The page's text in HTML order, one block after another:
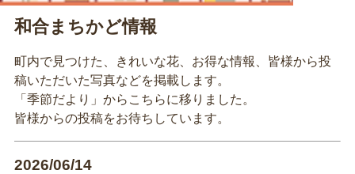
和合まちかど情報
町内で見つけた、きれいな花、お得な情報、皆様から投
稿いただいた写真などを掲載します。
「季節だより」からこちらに移りました。
皆様からの投稿をお待ちしています。
2026/06/14